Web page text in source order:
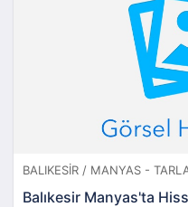
BALIKESIR / MANYAS -
Balıkesir Manyas'ta